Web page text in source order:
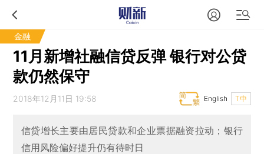
金融
11月新增社融信贷反弹 银行对公贷
款仍然保守
2018年12月11日 19:58 T中
English
信贷增长主要由居民贷款和企业票据融资拉动；银行
信用风险偏好提升仍有待时日